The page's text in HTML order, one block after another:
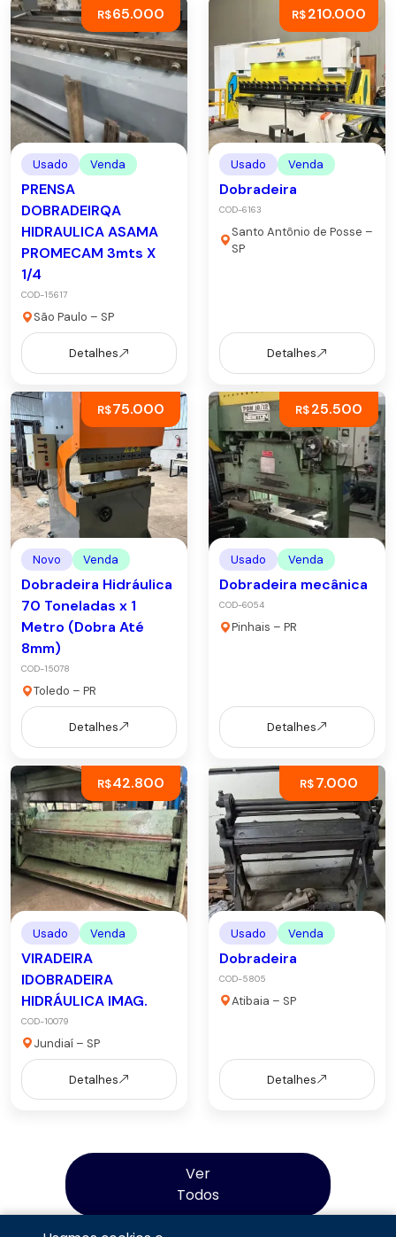
R$65.000
Usado Venda
PRENSA
DOBRADEIRQA
HIDRAULICA ASAMA
PROMECAM 3mts X
1/4
COD-15617
São Paulo – SP
Detalhes
R$210.000
Usado Venda
Dobradeira
COD-6163
Santo Antônio de Posse –
SP
Detalhes
R$75.000
Novo Venda
Dobradeira Hidráulica
70 Toneladas x 1
Metro (Dobra Até
8mm)
COD-15078
Toledo – PR
Detalhes
R$25.500
Usado Venda
Dobradeira mecânica
COD-6054
Pinhais – PR
Detalhes
R$42.800
Usado Venda
VIRADEIRA
IDOBRADEIRA
HIDRÁULICA IMAG.
COD-10079
Jundiaí – SP
Detalhes
R$7.000
Usado Venda
Dobradeira
COD-5805
Atibaia – SP
Detalhes
Ver
Todos